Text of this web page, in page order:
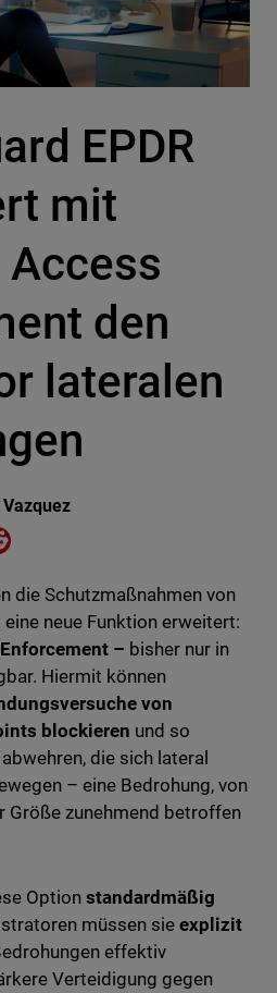
EPDR
mit
Access
den
lateralen
on X
Share on Reddit
die Schutzmaßnahmen von
eine neue Funktion erweitert:
– bisher nur in
Hiermit können
von
blockieren und so
die sich lateral
– eine Bedrohung, von
Größe zunehmend betroffen
Optionstandardmäßig
müssen sieexplizit
effektiv
Verteidigung gegen